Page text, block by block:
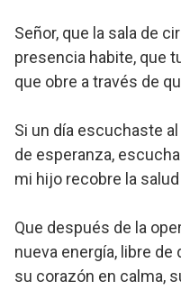
Señor, que la sala de
presencia habite, que
que obre a través de
Si un día escuchaste
de esperanza,
mi hijo recobre la
Que después de la
nueva energía, libre de
su corazón en calma,